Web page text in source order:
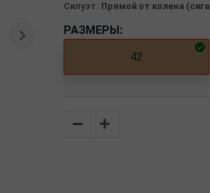
Следующая
Силуэт: Прямой от колена
РАЗМЕРЫ:
42
Количество